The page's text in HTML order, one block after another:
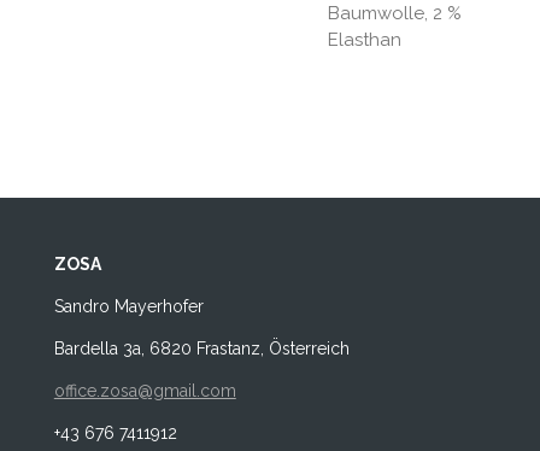
Baumwolle, 2 %
Elasthan
ZOSA
Sandro Mayerhofer
Bardella 3a, 6820 Frastanz, Österreich
office.zosa@gmail.com
+43 676 7411912